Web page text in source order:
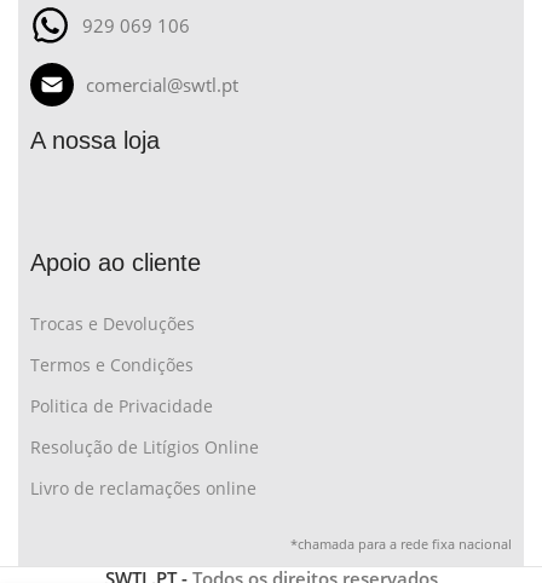
929 069 106
comercial@swtl.pt
A nossa loja
Apoio ao cliente
Trocas e Devoluções
Termos e Condições
Politica de Privacidade
Resolução de Litígios Online
Livro de reclamações online
*chamada para a rede fixa nacional
SWTL.PT - Todos os direitos reservados